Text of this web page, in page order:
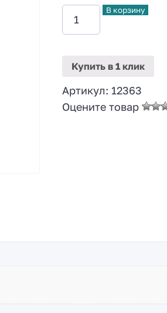
В корзину
Купитьв 1 клик
Артикул: 12363
Оцените товар